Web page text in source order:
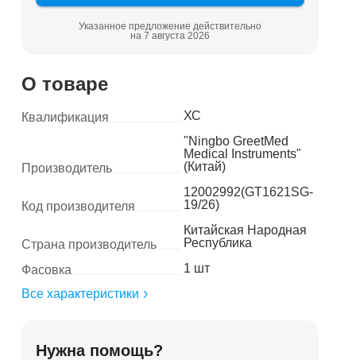
Указанное предложение действительно
на 7 августа 2026
О товаре
Квалификация ХС
Производитель
"Ningbo GreetMed
Medical Instruments"
(Китай)
Код производителя
12002992(GT1621SG-
19/26)
Страна производитель
Китайская Народная
Республика
Фасовка
1 шт
Все характеристики
Нужна помощь?